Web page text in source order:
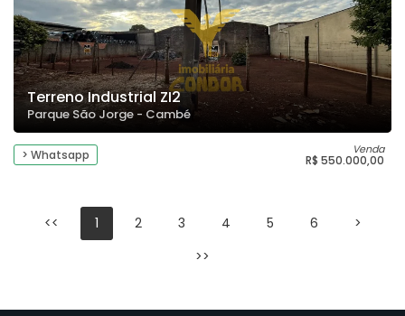
Terreno Industrial ZI2
Parque São Jorge - Cambé
> Whatsapp Venda
R$ 550.000,00
<< 1 2 3 4 5 6
>
>>